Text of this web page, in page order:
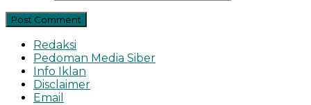
Redaksi
Pedoman Media Siber
Info Iklan
Disclaimer
Email